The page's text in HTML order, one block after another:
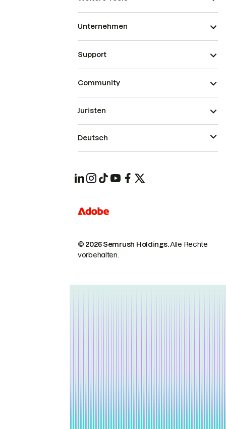
Unternehmen
Support
Community
© 2026 Semrush Holdings.Alle Rechte
vorbehalten.
Juristen
Deutsch